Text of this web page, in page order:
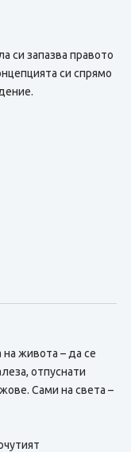
си запазва правото
си спрямо
живота – да се
отпуснати
Сами на света –